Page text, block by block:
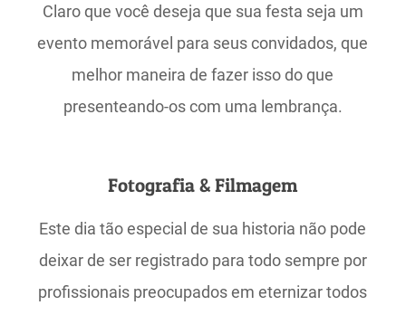
Claro que você deseja que sua festa seja um
evento memorável para seus convidados, que
melhor maneira de fazer isso do que
presenteando-os com uma lembrança.
Fotografia & Filmagem
Este dia tão especial de sua historia não pode
deixar de ser registrado para todo sempre por
profissionais preocupados em eternizar todos